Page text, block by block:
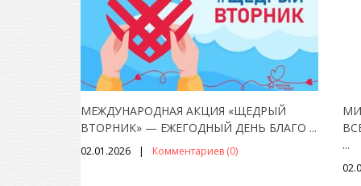
МЕЖДУНАРОДНАЯ АКЦИЯ «ЩЕДРЫЙ
ВТОРНИК» — ЕЖЕГОДНЫЙ ДЕНЬ БЛАГО ...
02.01.2026 Комментариев (0)
...